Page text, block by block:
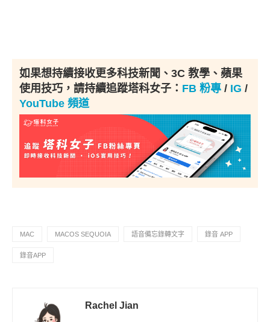
如果想持續接收更多科技新聞、3C 教學、蘋果
使用技巧，請持續追蹤塔科女子： FB 粉專 / IG /
YouTube 頻道
MAC MACOS SEQUOIA 語音備忘錄轉文字 錄音 APP
錄音APP
Rachel Jian